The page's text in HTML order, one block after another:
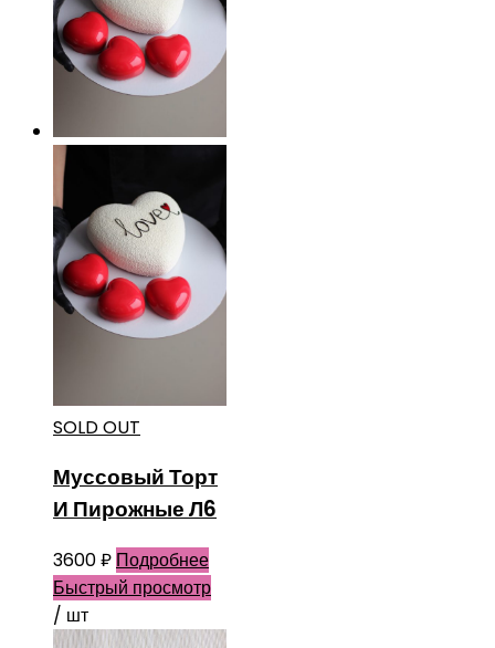
SOLD OUT
Муссовый Торт
И Пирожные Л6
3600₽ Подробнее
Быстрый просмотр
/ шт